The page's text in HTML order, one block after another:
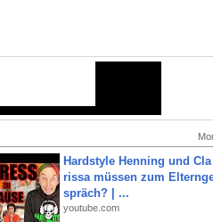
Hardstyle Henning und Cla
rissa müssen zum
spräch? | ...
youtube.com